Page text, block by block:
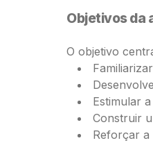
Objetivos da
O objetivo
Estimular
Construir
Reforçar a